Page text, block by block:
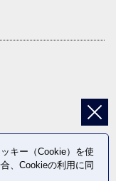
キー（Cookie）を使
、Cookieの利用に同